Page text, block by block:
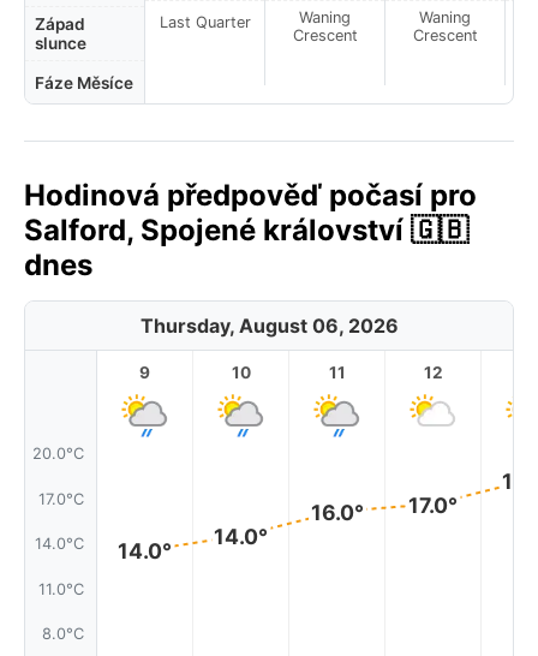
Západ
slunce
Fáze Měsíce
Last Quarter
Waning
Crescent
Waning
Crescent
Hodinová předpověď počasí pro
Salford, Spojené království 🇬🇧
dnes
Thursday, August 06, 2026
20.0°C
17.0°C
14.0°C
11.0°C
8.0°C
9
14.0°
10
14.0°
11
16.0°
12
17.0°